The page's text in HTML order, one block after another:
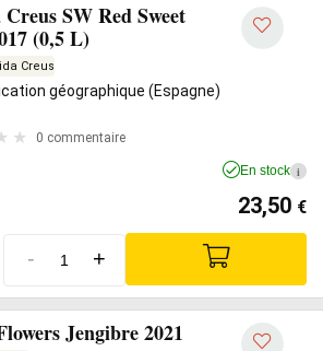
SW Red Sweet
(0,5 L)
Creus
géographique (Espagne)
0 commentaire
En stock i
23,50 €
- +
Jengibre 2021